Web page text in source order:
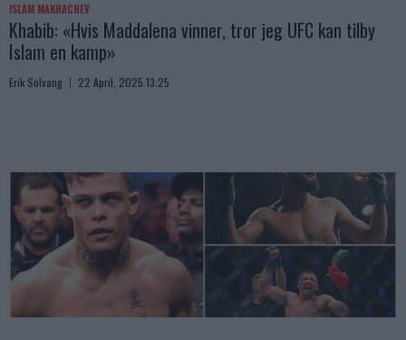
ISLAM MAKHACHEV
Khabib: «Hvis Maddalena vinner, tror jeg UFC kan tilby
Islam en kamp»
Erik Solvang 22 April, 2025 13:25